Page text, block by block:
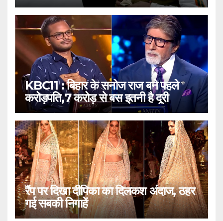
KBC11 : बिहार के सनोज राज बने पहले
करोड़पति,7 करोड़ से बस इतनी है दूरी
रैंप पर दिखा दीपिका का दिलकश अंदाज, ठहर
गई सबकी निगाहें